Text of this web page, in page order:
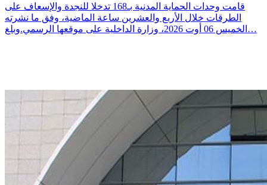
قامت وحدات الحماية المدنية بـ168 تدخلا للنجدة والإسعاف على
الطرقات خلال الأربع والعشرين ساعة الماضية، وفق ما نشرته
الخميس 06 أوت 2026، وزارة الداخلية على موقعها الرسمي.وبلغ…